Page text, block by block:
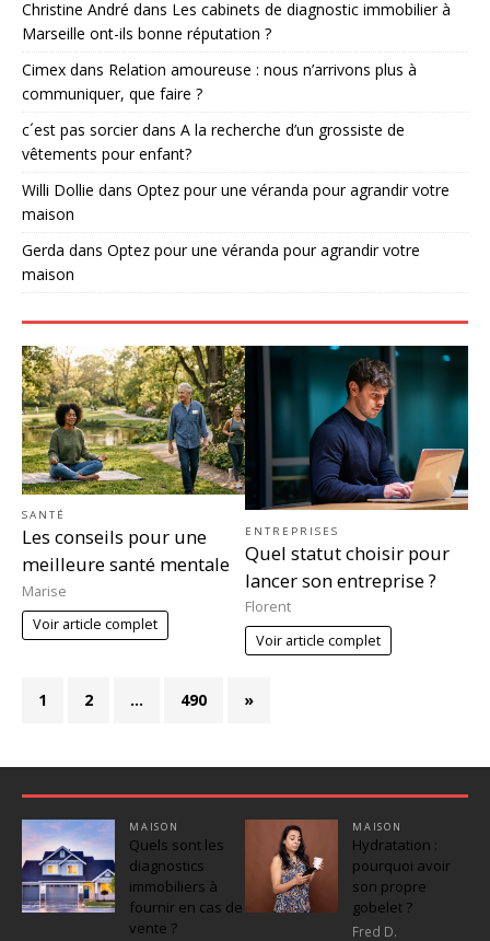
Christine André dans Les cabinets de diagnostic immobilier à
Marseille ont-ils bonne réputation ?
Cimex dans Relation amoureuse : nous n’arrivons plus à
communiquer, que faire ?
c´est pas sorcierdans A la recherche d’un grossiste de
vêtements pour enfant?
Willi Dollie dans Optez pour une véranda pour agrandir votre
maison
Gerda dans Optez pour une véranda pour agrandir votre
maison
SANTÉ
Les conseils pour une
meilleure santé mentale
Marise
Voir article complet
ENTREPRISES
Quel statut choisir pour
lancer son entreprise ?
Florent
Voir article complet
1 2 … 490 »
MAISON
Quels sont les
diagnostics
immobiliers à
fournir en cas de
vente ?
MAISON
Hydratation :
pourquoi avoir
son propre
gobelet ?
Fred D.